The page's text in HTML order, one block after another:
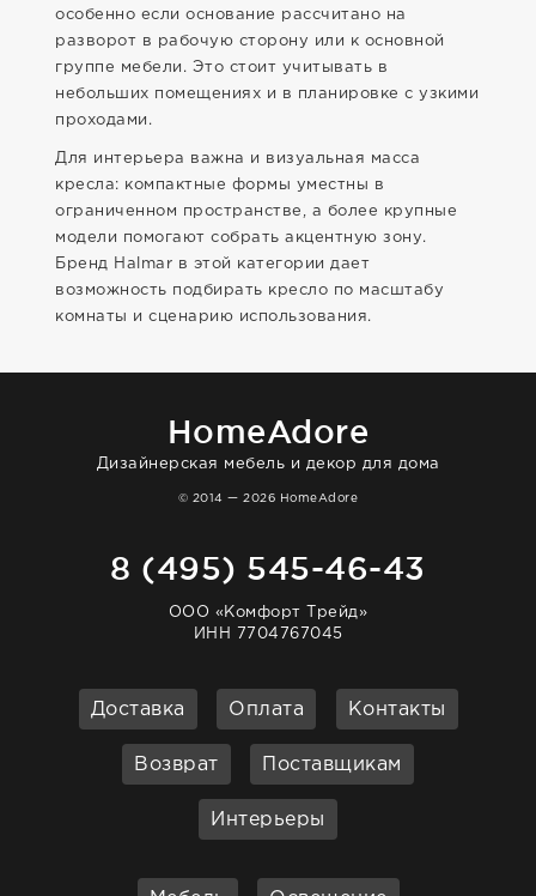
особенно если основание рассчитано на
разворот в рабочую сторону или к основной
группе мебели. Это стоит учитывать в
небольших помещениях и в планировке с узкими
проходами.
Для интерьера важна и визуальная масса
кресла: компактные формы уместны в
ограниченном пространстве, а более крупные
модели помогают собрать акцентную зону.
Бренд Halmar в этой категории дает
возможность подбирать кресло по масштабу
комнаты и сценарию использования.
HomeAdore
Дизайнерская мебель и декор для дома
© 2014 — 2026 HomeAdore
8 (495) 545-46-43
ООО «Комфорт Трейд»
ИНН 7704767045
Доставка Оплата Контакты
Возврат Поставщикам
Интерьеры